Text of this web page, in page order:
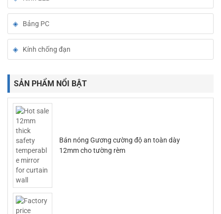
Bảng PC
Kính chống đạn
SẢN PHẨM NỔI BẬT
Bán nóng Gương cường độ an toàn dày
12mm cho tường rèm